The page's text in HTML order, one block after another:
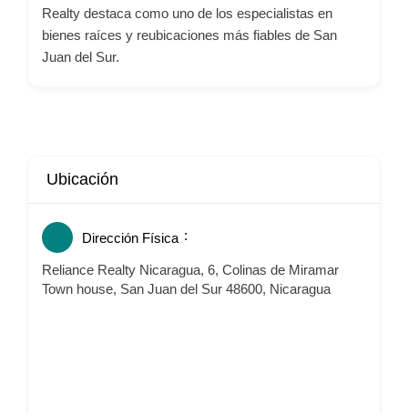
Realty destaca como uno de los especialistas en
bienes raíces y reubicaciones más fiables de San
Juan del Sur.
Ubicación
Dirección Física
Reliance Realty Nicaragua, 6, Colinas de Miramar
Town house, San Juan del Sur 48600, Nicaragua